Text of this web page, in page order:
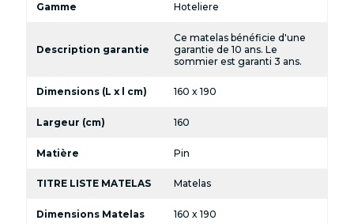
Gamme Hoteliere
Description garantie
Ce matelas bénéficie d'une
garantie de 10 ans. Le
sommier est garanti 3 ans.
Dimensions (L x l cm) 160 x 190
Largeur (cm) 160
Matière Pin
TITRE LISTE MATELAS Matelas
Dimensions Matelas 160 x 190